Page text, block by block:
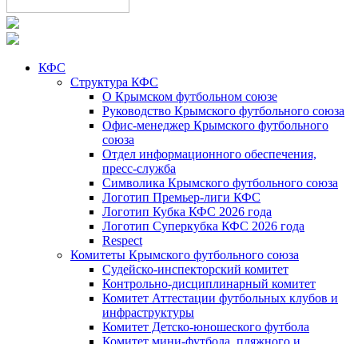
КФС
Структура КФС
О Крымском футбольном союзе
Руководство Крымского футбольного союза
Офис-менеджер Крымского футбольного
союза
Отдел информационного обеспечения,
пресс-служба
Символика Крымского футбольного союза
Логотип Премьер-лиги КФС
Логотип Кубка КФС 2026 года
Логотип Суперкубка КФС 2026 года
Respect
Комитеты Крымского футбольного союза
Судейско-инспекторский комитет
Контрольно-дисциплинарный комитет
Комитет Аттестации футбольных клубов и
инфраструктуры
Комитет Детско-юношеского футбола
Комитет мини-футбола, пляжного и